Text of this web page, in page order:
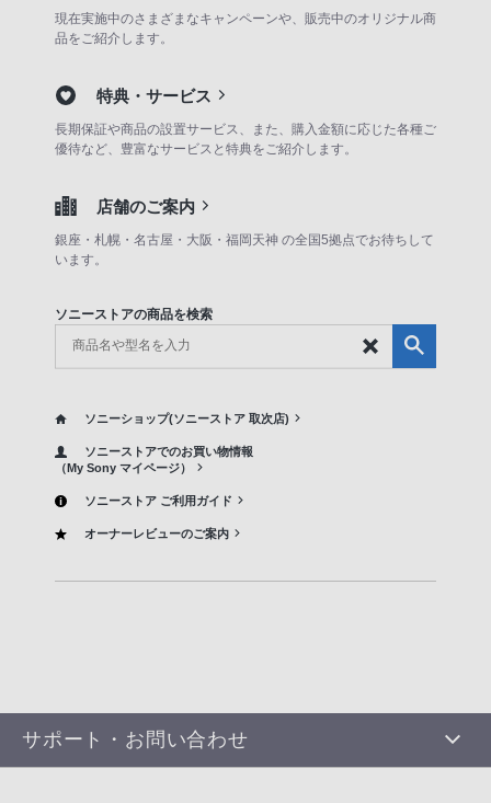
現在実施中のさまざまなキャンペーンや、販売中のオリジナル商
品をご紹介します。
特典・サービス
長期保証や商品の設置サービス、また、購入金額に応じた各種ご
優待など、豊富なサービスと特典をご紹介します。
店舗のご案内
銀座・札幌・名古屋・大阪・福岡天神 の全国5拠点でお待ちして
います。
ソニーストアの商品を検索
ソニーショップ(ソニーストア 取次店)
ソニーストアでのお買い物情報
（My Sony マイページ）
ソニーストア ご利用ガイド
オーナーレビューのご案内
サポート・お問い合わせ